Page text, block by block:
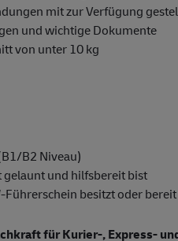
mit zur Verfügung
und wichtige Dokumente
von unter 10 kg
B2 Niveau)
gelaunt und hilfsbereit bist
besitzt oder
für Kurier-, Express-